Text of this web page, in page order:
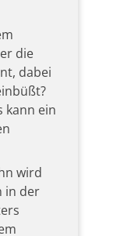
die
dabei
kann ein
wird
in der